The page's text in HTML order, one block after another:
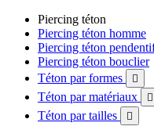
Piercing téton
Piercing téton homme
Piercing téton
Piercing téton bouclier
Téton par formes

Téton par matériaux 
Téton par tailles 